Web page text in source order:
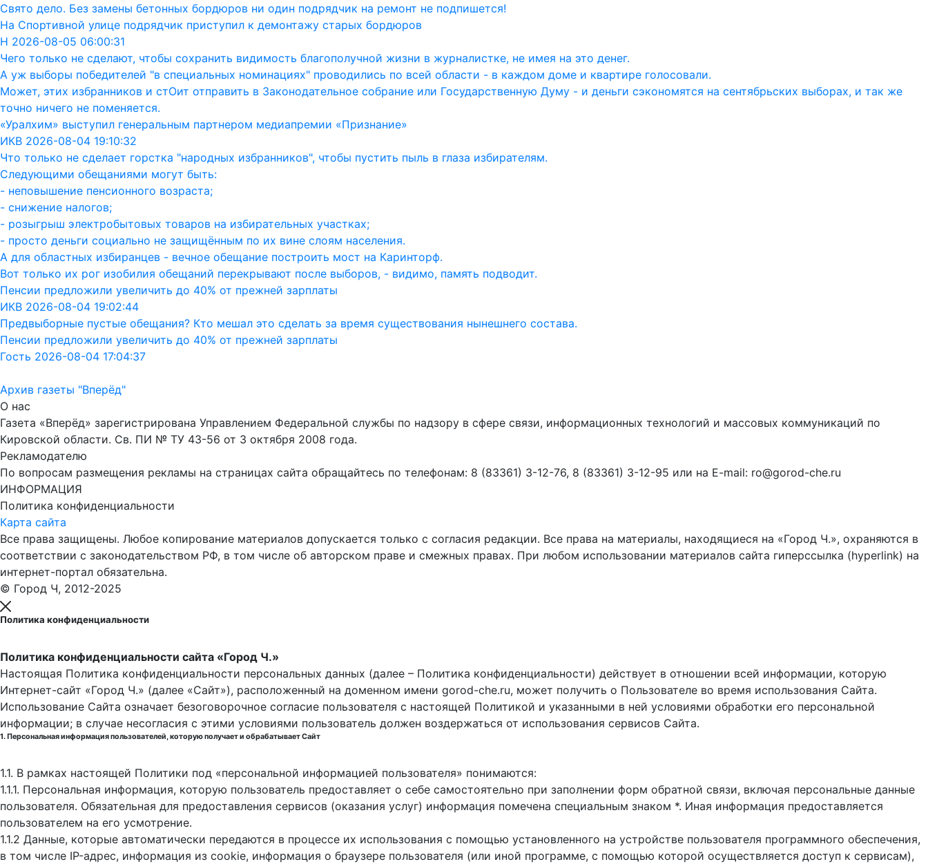
Свято дело. Без замены бетонных бордюров ни один подрядчик на ремонт не подпишется!
На Спортивной улице подрядчик приступил к демонтажу старых бордюров
Н 2026-08-05 06:00:31
Чего только не сделают, чтобы сохранить видимость благополучной жизни в журналистке, не имея на это денег.
А уж выборы победителей "в специальных номинациях" проводились по всей области - в каждом доме и квартире голосовали.
Может, этих избранников и стОит отправить в Законодательное собрание или Государственную Думу - и деньги сэкономятся на сентябрьских выборах, и так же
точно ничего не поменяется.
«Уралхим» выступил генеральным партнером медиапремии «Признание»
ИКВ 2026-08-04 19:10:32
Что только не сделает горстка "народных избранников", чтобы пустить пыль в глаза избирателям.
Следующими обещаниями могут быть:
- неповышение пенсионного возраста;
- снижение налогов;
- розыгрыш электробытовых товаров на избирательных участках;
- просто деньги социально не защищённым по их вине слоям населения.
А для областных избиранцев - вечное обещание построить мост на Каринторф.
Вот только их рог изобилия обещаний перекрывают после выборов, - видимо, память подводит.
Пенсии предложили увеличить до 40% от прежней зарплаты
ИКВ 2026-08-04 19:02:44
Предвыборные пустые обещания? Кто мешал это сделать за время существования нынешнего состава.
Пенсии предложили увеличить до 40% от прежней зарплаты
Гость 2026-08-04 17:04:37
Архив газеты "Вперёд"
О нас
Газета «Вперёд» зарегистрирована Управлением Федеральной службы по надзору в сфере связи, информационных технологий и массовых коммуникаций по
Кировской области. Св. ПИ № ТУ 43-56 от 3 октября 2008 года.
Рекламодателю
По вопросам размещения рекламы на страницах сайта обращайтесь по телефонам: 8 (83361) 3-12-76, 8 (83361) 3-12-95 или на E-mail: ro@gorod-che.ru
ИНФОРМАЦИЯ
Политика конфиденциальности
Карта сайта
Все права защищены. Любое копирование материалов допускается только с согласия редакции. Все права на материалы, находящиеся на «Город Ч.», охраняются в
соответствии с законодательством РФ, в том числе об авторском праве и смежных правах. При любом использовании материалов сайта гиперссылка (hyperlink) на
интернет-портал обязательна.
© Город Ч, 2012-2025
Политика конфиденциальности
Политика конфиденциальности сайта «Город Ч.»
Настоящая Политика конфиденциальности персональных данных (далее – Политика конфиденциальности) действует в отношении всей информации, которую
Интернет-сайт «Город Ч.» (далее «Сайт»), расположенный на доменном имени gorod-che.ru, может получить о Пользователе во время использования Cайта.
Использование Сайта означает безоговорочное согласие пользователя с настоящей Политикой и указанными в ней условиями обработки его персональной
информации; в случае несогласия с этими условиями пользователь должен воздержаться от использования сервисов Сайта.
1. Персональная информация пользователей, которую получает и обрабатывает Сайт
1.1. В рамках настоящей Политики под «персональной информацией пользователя» понимаются:
1.1.1. Персональная информация, которую пользователь предоставляет о себе самостоятельно при заполнении форм обратной связи, включая персональные данные
пользователя. Обязательная для предоставления сервисов (оказания услуг) информация помечена специальным знаком *. Иная информация предоставляется
пользователем на его усмотрение.
1.1.2 Данные, которые автоматически передаются в процессе их использования с помощью установленного на устройстве пользователя программного обеспечения,
в том числе IP-адрес, информация из cookie, информация о браузере пользователя (или иной программе, с помощью которой осуществляется доступ к cервисам),